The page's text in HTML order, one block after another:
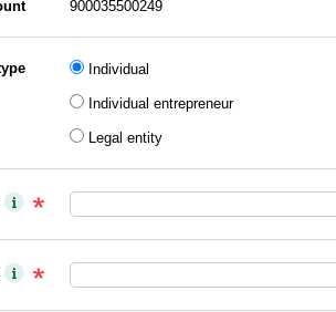
900035500249
Individual
Individual entrepreneur
Legal entity